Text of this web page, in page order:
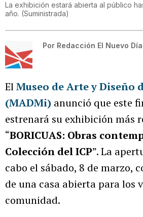
La exhibición estará abierta al público
año. (Suministrada)
Por Redacción El Nuevo Día
ElMuseo de Arte y Diseño
(MADMi) anunció que este
estrenará su exhibición más
“BORICUAS: Obras
Colección del ICP”. La
cabo el sábado, 8 de marzo,
de una casa abierta para los
comunidad.